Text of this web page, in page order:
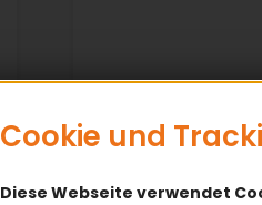
Cookie und
Diese Webseite verwendet